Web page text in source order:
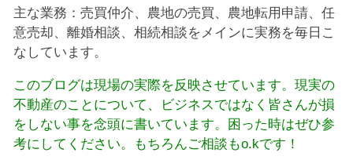
主な業務：売買仲介、農地の売買、農地転用申請、任
意売却、離婚相談、相続相談をメインに実務を毎日こ
なしています。
このブログは現場の実際を反映させています。現実の
不動産のことについて、ビジネスではなく皆さんが損
をしない事を念頭に書いています。困った時はぜひ参
考にしてください。もちろんご相談もo.kです！